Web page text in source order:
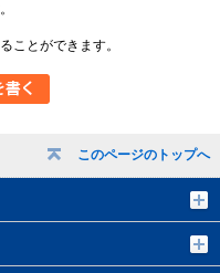
このページのトップへ
ことができます。